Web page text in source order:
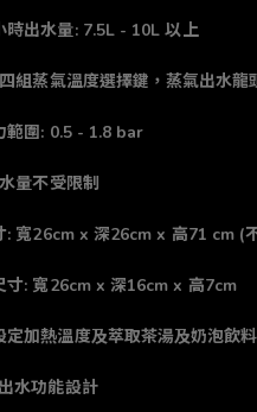
時出水量: 7.5L - 10L 以上
組蒸氣溫度選擇鍵，蒸氣出水
範圍: 0.5 - 1.8 bar
量不受限制
: 寬26cm x 深26cm x 高71 cm (
寸: 寬26cm x 深16cm x 高7cm
定加熱溫度及萃取茶湯及奶泡飲
水功能設計